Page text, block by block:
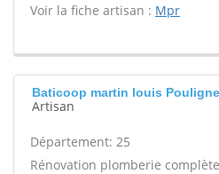
Voir la fiche artisan : Mpr
Baticoop martin louis
Artisan
Département: 25
Rénovation plomberie